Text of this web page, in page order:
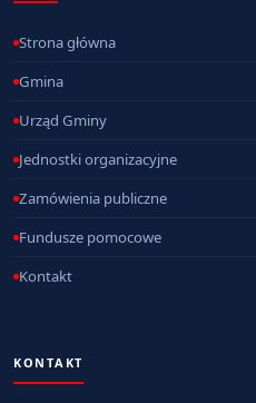
Strona główna
Gmina
Urząd Gminy
Jednostki organizacyjne
Zamówienia publiczne
Fundusze pomocowe
Kontakt
KONTAKT